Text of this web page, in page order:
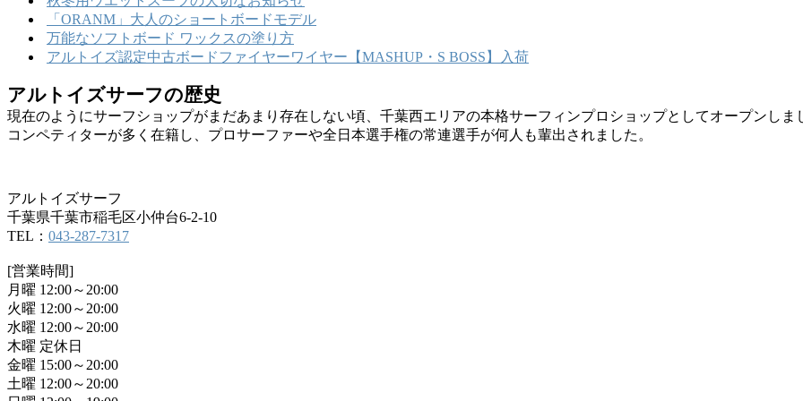
「ORANM」大人のショートボードモデル
万能なソフトボード ワックスの塗り方
アルトイズ認定中古ボードファイヤーワイヤー【MASHUP・S BOSS】入荷
アルトイズサーフの歴史
現在のようにサーフショップがまだあまり存在しない頃、千葉西エリアの本格サーフィンプロショップとしてオープンしま
コンペティターが多く在籍し、プロサーファーや全日本選手権の常連選手が何人も輩出されました。
アルトイズサーフ
千葉県千葉市稲毛区小仲台6-2-10
TEL： 043-287-7317
[営業時間]
月曜 12:00～20:00
火曜 12:00～20:00
水曜 12:00～20:00
木曜 定休日
金曜 15:00～20:00
土曜 12:00～20:00